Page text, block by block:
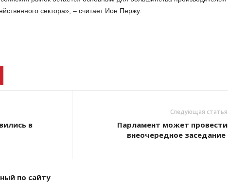
сектора», – считает Ион Пержу.
в
Следующая статья
Парламент может провести
внеочередное заседание
по сайту